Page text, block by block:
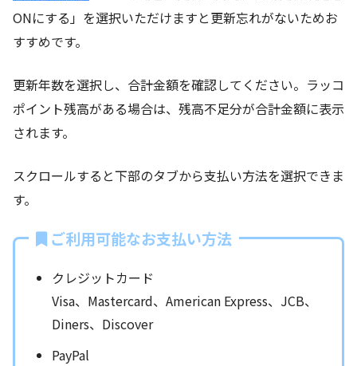
ONにする」を選択いただけますと更新忘れがないためお
すすめです。
更新年数を選択し、合計金額を確認してください。ラッコ
ポイント残高がある場合は、残高不足分が合計金額に表示
されます。
スクロールすると下部のタブから支払い方法を選択できま
す。
ご利用可能なお支払い方法
クレジットカード
Visa、Mastercard、American Express、JCB、
Diners、Discover
PayPal